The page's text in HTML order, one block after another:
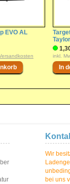
EVO AL
inkl.
Wir
bei uns